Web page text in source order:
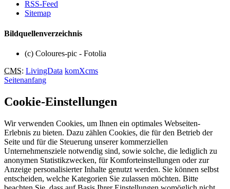
RSS-Feed
Sitemap
Bildquellenverzeichnis
(c) Coloures-pic - Fotolia
CMS: LivingData komXcms
Seitenanfang
Cookie-Einstellungen
Wir verwenden Cookies, um Ihnen ein optimales Webseiten-
Erlebnis zu bieten. Dazu zählen Cookies, die für den Betrieb der
Seite und für die Steuerung unserer kommerziellen
Unternehmensziele notwendig sind, sowie solche, die lediglich zu
anonymen Statistikzwecken, für Komforteinstellungen oder zur
Anzeige personalisierter Inhalte genutzt werden. Sie können selbst
entscheiden, welche Kategorien Sie zulassen möchten. Bitte